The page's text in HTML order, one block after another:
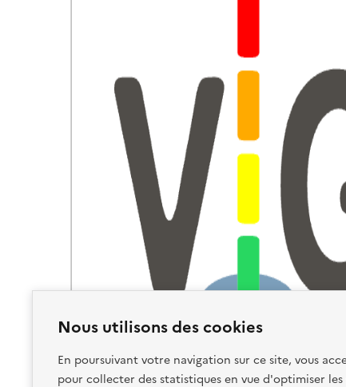
Nous utilisons des cookies
En poursuivant votre navigation sur ce site, vous
pour collecter des statistiques en vue d'optimiser